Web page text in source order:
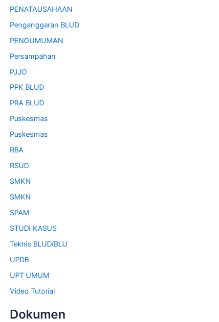
PENATAUSAHAAN
Penganggaran BLUD
PENGUMUMAN
Persampahan
PJJO
PPK BLUD
PRA BLUD
Puskesmas
Puskesmas
RBA
RSUD
SMKN
SMKN
SPAM
STUDI KASUS
Teknis BLUD/BLU
UPDB
UPT UMUM
Video Tutorial
Dokumen